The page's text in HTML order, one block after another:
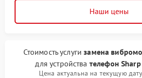
Наши цены
Стоимость услугизамена
для устройства телефон Sharp
Цена актуальна на текущую